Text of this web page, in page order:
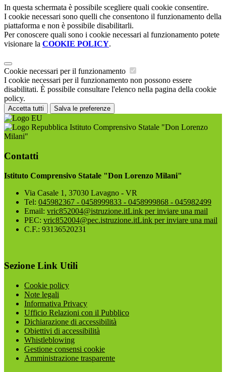
In questa schermata è possibile scegliere quali cookie consentire.
I cookie necessari sono quelli che consentono il funzionamento della
piattaforma e non è possibile disabilitarli.
Per conoscere quali sono i cookie necessari al funzionamento potete
visionare la COOKIE POLICY.
Cookie necessari per il funzionamento
I cookie necessari per il funzionamento non possono essere
disabilitati. È possibile consultare l'elenco nella pagina della cookie
policy.
Accetta tutti Salva le preferenze
Istituto Comprensivo Statale "Don Lorenzo
Milani"
Contatti
Istituto Comprensivo Statale "Don Lorenzo Milani"
Via Casale 1, 37030 Lavagno - VR
Tel: 045982367 - 0458999833 - 0458999868 - 045982499
Email: vric852004@istruzione.itLink per inviare una mail
PEC: vric852004@pec.istruzione.itLink per inviare una mail
C.F.: 93136520231
Sezione Link Utili
Cookie policy
Note legali
Informativa Privacy
Ufficio Relazioni con il Pubblico
Dichiarazione di accessibilità
Obiettivi di accessibilità
Whistleblowing
Gestione consensi cookie
Amministrazione trasparente